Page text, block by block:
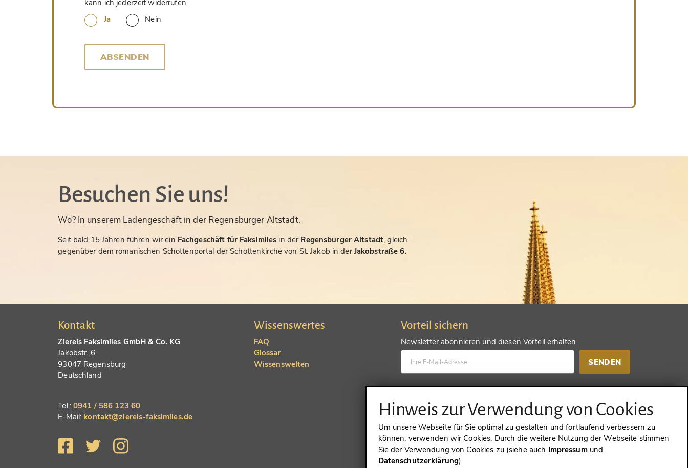
kann ich jederzeit widerrufen.
Ja
Nein
ABSENDEN
Besuchen Sie uns!
Wo? In unserem Ladengeschäft in der Regensburger Altstadt.
Seit bald 15 Jahren führen wir ein Fachgeschäft für Faksimiles in der Regensburger Altstadt, gleich
gegenüber dem romanischen Schottenportal der Schottenkirche von St. Jakob in derJakobstraße 6.
Kontakt
Ziereis Faksimiles GmbH & Co. KG
Jakobstr. 6
93047 Regensburg
Deutschland
Tel.:0941 / 586 123 60
E-Mail: kontakt@ziereis-faksimiles.de
Wissenswertes
FAQ
Glossar
Wissenswelten
Vorteil sichern
Newsletter abonnieren und diesen Vorteil erhalten
SENDEN
SENDEN
VERTRAG WIDERRUFEN
Hinweis zur Verwendung von Cookies
Um unsere Webseite für Sie optimal zu gestalten und fortlaufend verbessern zu
können, verwenden wir Cookies. Durch die weitere Nutzung der Webseite stimmen
Sie der Verwendung von Cookies zu (siehe auch Impressumund
Datenschutzerklärung).